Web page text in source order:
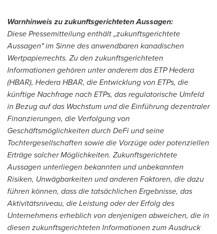
Warnhinweis zu zukunftsgerichteten Aussagen:
Diese Pressemitteilung enthält „zukunftsgerichtete
Aussagen" im Sinne des anwendbaren kanadischen
Wertpapierrechts. Zu den zukunftsgerichteten
Informationen gehören unter anderem das ETP Hedera
(HBAR), Hedera HBAR, die Entwicklung von ETPs, die
künftige Nachfrage nach ETPs, das regulatorische Umfeld
in Bezug auf das Wachstum und die Einführung dezentraler
Finanzierungen, die Verfolgung von
Geschäftsmöglichkeiten durch DeFi und seine
Tochtergesellschaften sowie die Vorzüge oder potenziellen
Erträge solcher Möglichkeiten. Zukunftsgerichtete
Aussagen unterliegen bekannten und unbekannten
Risiken, Unwägbarkeiten und anderen Faktoren, die dazu
führen können, dass die tatsächlichen Ergebnisse, das
Aktivitätsniveau, die Leistung oder der Erfolg des
Unternehmens erheblich von denjenigen abweichen, die in
diesen zukunftsgerichteten Informationen zum Ausdruck